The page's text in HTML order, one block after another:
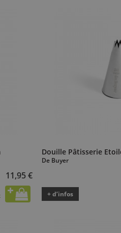
11,95 €
Douille Pâtisserie
De Buyer
+ d’infos